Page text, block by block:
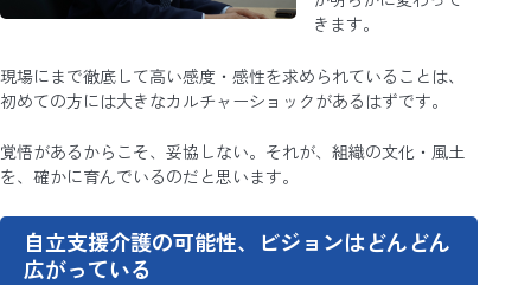
きます。
現場にまで徹底して高い感度・感性を求められていることは、
初めての方には大きなカルチャーショックがあるはずです。
覚悟があるからこそ、妥協しない。それが、組織の文化・風土
を、確かに育んでいるのだと思います。
自立支援介護の可能性、ビジョンはどんどん
広がっている